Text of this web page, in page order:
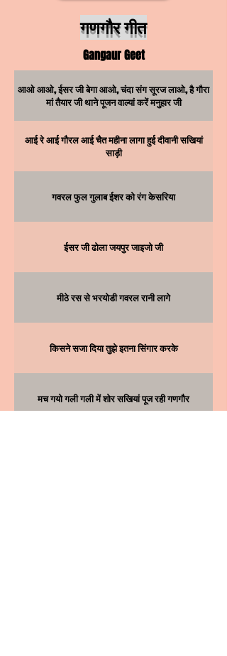
गणगौर गीत
Gangaur Geet
आओ आओ, ईसर जी बेगा आओ, चंदा संग सूरज लाओ, है गौरा
मां तैयार जी थाने पूजन वाल्यां करें मनुहार जी
आई रे आई गौरल आई चैत महीना लागा हुई दीवानी सखियां
साड़ी
गवरल फुल गुलाब ईशर को रंग केसरिया
ईसर जी ढोला जयपुर जाइजो जी
मीठे रस से भरयोडी गवरल रानी लागे
किसने सजा दिया तुझे इतना सिंगार करके
मच गयो गली गली में शोर सखियां पूज रही गणगौर